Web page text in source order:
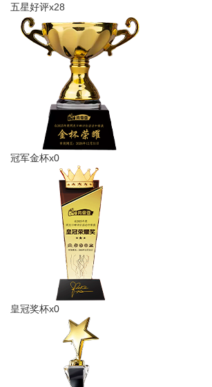
五星好评x28
冠军金杯x0
皇冠奖杯x0